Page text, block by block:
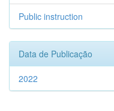
Public instruction
Data de Publicação
2022